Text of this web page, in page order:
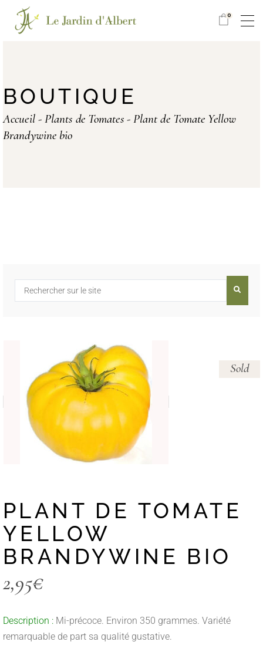
0
BOUTIQUE
Accueil Plants de Tomates
Plant de Tomate Yellow
Brandywine bio
Sold
PLANT DE TOMATE
YELLOW
BRANDYWINE BIO
2,95€
Description : Mi-précoce. Environ 350 grammes. Variété
remarquable de part sa qualité gustative.